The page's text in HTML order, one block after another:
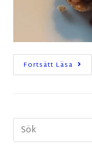
Fortsätt Läsa